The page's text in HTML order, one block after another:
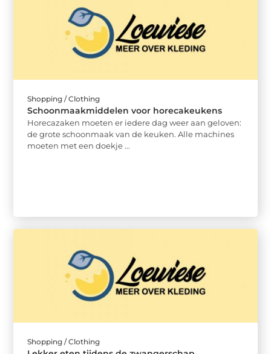
Shopping / Clothing
Schoonmaakmiddelen voor horecakeukens
Horecazaken moeten er iedere dag weer aan geloven:
de grote schoonmaak van de keuken. Alle machines
moeten met een doekje ...
Shopping / Clothing